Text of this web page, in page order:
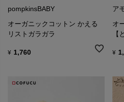
pompkinsBABY
オーガニックコットン かえる
リストガラガラ
¥ 1,760
ア
オ
【
¥